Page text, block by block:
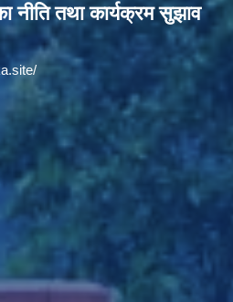
नीति तथा कार्यक्रम सुझाव